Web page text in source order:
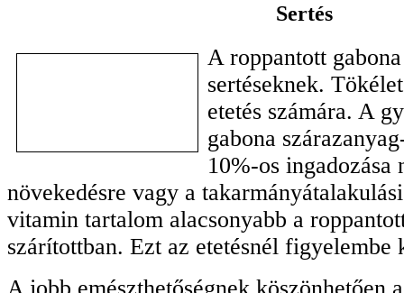
Sertés
A roppantott
sertéseknek.
etetés számára. A
gabona
10%-os ingadozása
növekedésre vagy a
vitamin tartalom alacsonyabb a
szárítottban. Ezt az etetésnél figyelembe
A jobb emészthetőségnek köszönhetően